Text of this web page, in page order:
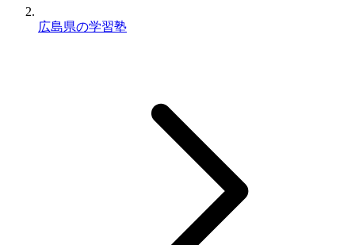
広島県の学習塾